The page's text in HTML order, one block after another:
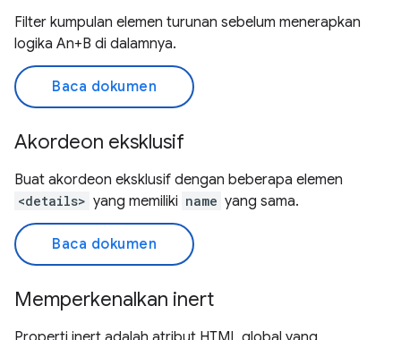
Filter kumpulan elemen turunan sebelum menerapkan
logika An+B di dalamnya.
Baca dokumen
Akordeon eksklusif
Buat akordeon eksklusif dengan beberapa elemen
<details> yang memiliki name yang sama.
Baca dokumen
Memperkenalkan inert